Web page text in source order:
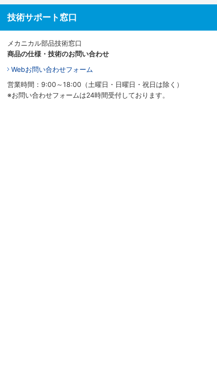
技術サポート窓口
メカニカル部品技術窓口
商品の仕様・技術のお問い合わせ
Webお問い合わせフォーム
営業時間：9:00～18:00（土曜日・日曜日・祝日は除く）
※お問い合わせフォームは24時間受付しております。